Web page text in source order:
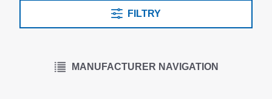
FILTRY
MANUFACTURER NAVIGATION